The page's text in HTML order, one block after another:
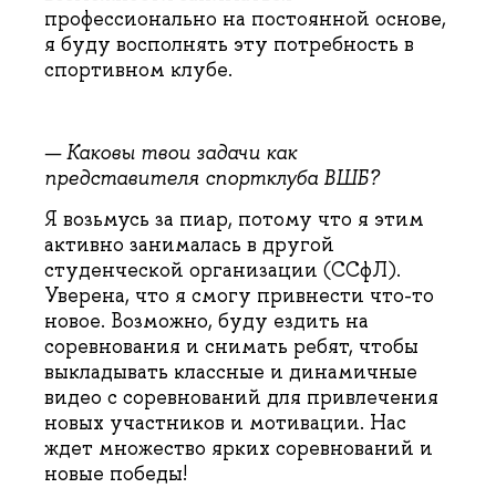
профессионально на постоянной основе,
я буду восполнять эту потребность в
спортивном клубе.
— Каковы твои задачи как
представителя спортклуба ВШБ?
Я возьмусь за пиар, потому что я этим
активно занималась в другой
студенческой организации (ССфЛ).
Уверена, что я смогу привнести что-то
новое. Возможно, буду ездить на
соревнования и снимать ребят, чтобы
выкладывать классные и динамичные
видео с соревнований для привлечения
новых участников и мотивации. Нас
ждет множество ярких соревнований и
новые победы!